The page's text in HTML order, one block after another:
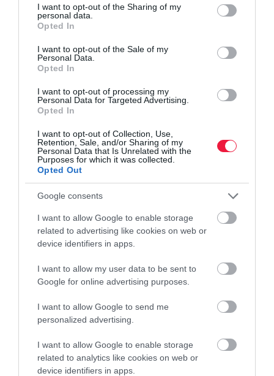
not limited to your visit or usage behaviour. You may click to
grant or deny consent to Google and its third-party tags to
use your data for below specified purposes in below Google
consent section.
I want to opt-out of the Sharing of my
personal data.
Opted In
I want to opt-out of the Sale of my
Personal Data.
Opted In
I want to opt-out of processing my
Personal Data for Targeted Advertising.
Opted In
I want to opt-out of Collection, Use,
Retention, Sale, and/or Sharing of my
Personal Data that Is Unrelated with the
Purposes for which it was collected.
Opted Out
Google consents
I want to allow Google to enable storage
related to advertising like cookies on web or
device identifiers in apps.
I want to allow my user data to be sent to
Google for online advertising purposes.
I want to allow Google to send me
personalized advertising.
I want to allow Google to enable storage
related to analytics like cookies on web or
device identifiers in apps.
INNOVÁCIÓ
A gazdáknak kedvezhetnek a műtrágyapiaci
változások
Heteken belül érezhető hatása lehet a hazai műtrágya-kereskedők
ajánlataiban annak, hogy az összes jelentős piacon nagyot
csökkent a granulált karbamid és a foszfor ára márciusban az